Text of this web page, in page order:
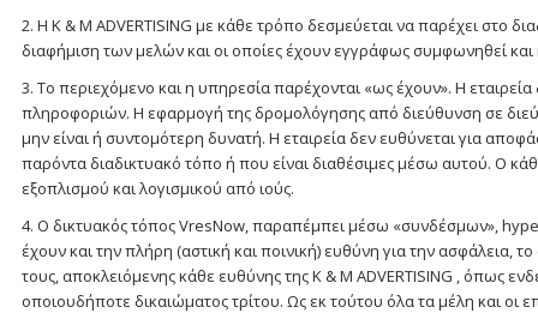
2. Η K & M ADVERTISING με κάθε τρόπο δεσμεύεται να παρέχει στο
διαφήμιση των μελών και οι οποίες έχουν εγγράφως συμφωνηθεί και
3. Το περιεχόμενο και η υπηρεσία παρέχονται «ως έχουν». Η
πληροφοριών. H εφαρμογή της δρομολόγησης από διεύθυνση σε
μην είναι ή συντομότερη δυνατή. Η εταιρεία δεν ευθύνεται για
παρόντα διαδικτυακό τόπο ή που είναι διαθέσιμες μέσω αυτού. Ο
εξοπλισμού και λογισμικού από ιούς.
4. Ο δικτυακός τόπος VresNow, παραπέμπει μέσω «συνδέσμων»,
έχουν και την πλήρη (αστική και ποινική) ευθύνη για την
τους, αποκλειόμενης κάθε ευθύνης της K & M ADVERTISING , όπως
οποιουδήποτε δικαιώματος τρίτου. Ως εκ τούτου όλα τα μέλη και